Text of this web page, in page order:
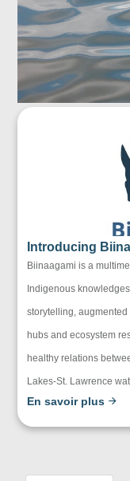
Introducing
Biinaagami is a
Indigenous
storytelling,
hubs and ecosystem
healthy relations
Lakes-St. Lawrence
En savoir plus